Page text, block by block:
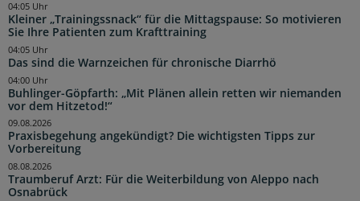
Kleiner „Trainingssnack“ für die Mittagspause: So motivieren
Sie Ihre Patienten zum Krafttraining
04:05 Uhr
Das sind die Warnzeichen für chronische Diarrhö
04:05 Uhr
Buhlinger-Göpfarth: „Mit Plänen allein retten wir niemanden
vor dem Hitzetod!“
04:00 Uhr
Praxisbegehung angekündigt? Die wichtigsten Tipps zur
Vorbereitung
09.08.2026
Traumberuf Arzt: Für die Weiterbildung von Aleppo nach
Osnabrück
08.08.2026